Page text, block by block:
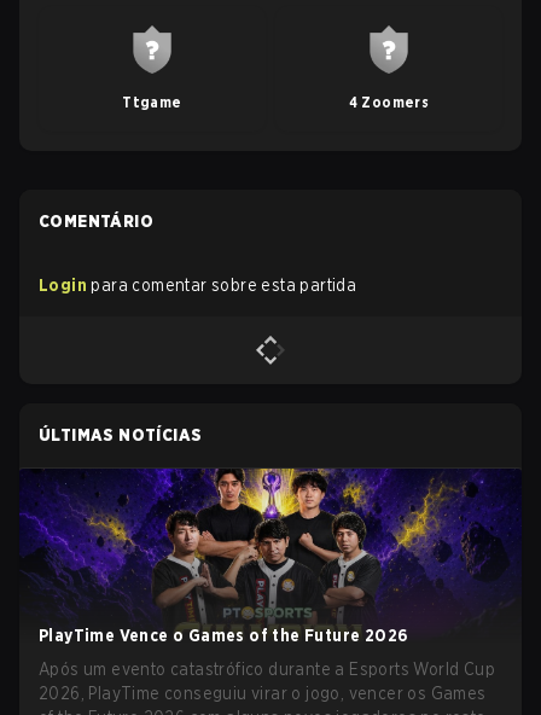
Ttgame 4 Zoomers
COMENTÁRIO
Login para comentar sobre esta partida
ÚLTIMAS NOTÍCIAS
PlayTime Vence o Games of the Future 2026
Após um evento catastrófico durante a Esports World Cup
2026, PlayTime conseguiu virar o jogo, vencer os Games